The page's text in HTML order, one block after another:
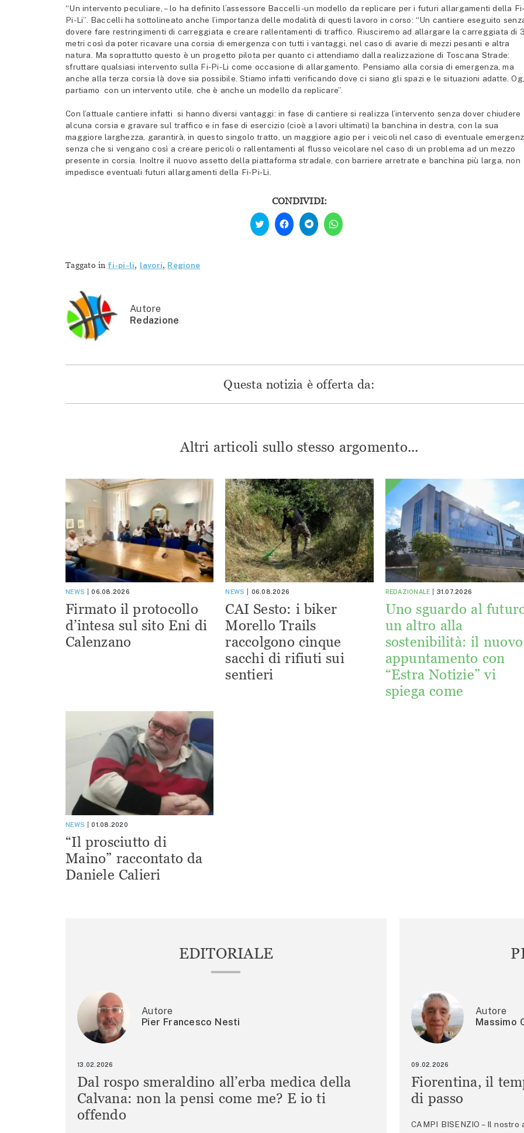
“Un intervento peculiare, – lo ha definito l’assessore Baccelli -un modello da replicare per i futuri allargamenti della
Pi-Li”. Baccelli ha sottolineato anche l’importanza delle modalità di questi lavoro in corso: “Un cantiere eseguito
dovere fare restringimenti di carreggiata e creare rallentamenti di traffico. Riusciremo ad allargare la carreggiata di
metri così da poter ricavare una corsia di emergenza con tutti i vantaggi, nel caso di avarie di mezzi pesanti e altra
natura. Ma soprattutto questo è un progetto pilota per quanto ci attendiamo dalla realizzazione di Toscana Strade:
sfruttare qualsiasi intervento sulla Fi-Pi-Li come occasione di allargamento. Pensiamo alla corsia di emergenza, ma
anche alla terza corsia là dove sia possibile. Stiamo infatti verificando dove ci siano gli spazi e le situazioni adatte.
partiamo con un intervento utile, che è anche un modello da replicare”.
Con l’attuale cantiere infatti si hanno diversi vantaggi: in fase di cantiere si realizza l’intervento senza dover chiudere
alcuna corsia e gravare sul traffico e in fase di esercizio (cioè a lavori ultimati) la banchina in destra, con la sua
maggiore larghezza, garantirà, in questo singolo tratto, un maggiore agio per i veicoli nel caso di eventuale
senza che si vengano così a creare pericoli o rallentamenti al flusso veicolare nel caso di un problema ad un mezzo
presente in corsia. Inoltre il nuovo assetto della piattaforma stradale, con barriere arretrate e banchina più larga, non
impedisce eventuali futuri allargamenti della Fi-Pi-Li.
CONDIVIDI:
Fai
clic
qui
Fai
clic
per
condividere
Fai
clic
per
condividere
Fai
clic
per
Taggato in fi-pi-li, lavori, Regione
Autore
Redazione
Questa notizia è offerta da:
Altri articoli sullo stesso argomento...
NEWS 06.08.2026
Firmato il protocollo
d’intesa sul sito Eni di
Calenzano
NEWS 06.08.2026
CAI Sesto: i biker
Morello Trails
raccolgono cinque
sacchi di rifiuti sui
sentieri
REDAZIONALE 31.07.2026
Uno sguardo al
un altro alla
sostenibilità: il nuovo
appuntamento con
“Estra Notizie” vi
spiega come
NEWS 01.08.2020
“Il prosciutto di
Maino” raccontato da
Daniele Calieri
EDITORIALE
Autore
Pier Francesco Nesti
13.02.2026
Dal rospo smeraldino all’erba medica della
Calvana: non la pensi come me? E io ti
offendo
Autore
Massimo
09.02.2026
Fiorentina, il
di passo
CAMPI BISENZIO – Il